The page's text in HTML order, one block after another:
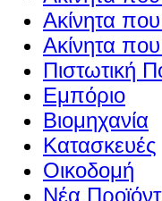
Ακίνητα
Ακίνητα
Πιστωτική
Εμπόριο
Βιομηχανία
Κατασκευές
Οικοδομή
Νέα